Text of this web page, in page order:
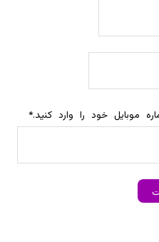
موبایل خود را وارد کنید.*